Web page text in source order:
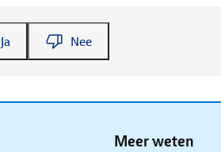
Ja Nee
Meer weten